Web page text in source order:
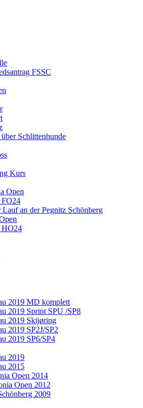
FSSC
Schlittenhunde
Kurs
Open
FO24
an der Pegnitz Schönberg
HO24
2019 MD komplett
2019 Sprint SPU /SP8
2019 Skijøring
2019 SP2J/SP2
2019 SP6/SP4
2019
2015
Open 2014
Open 2012
2009